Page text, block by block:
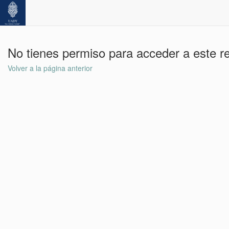
No tienes permiso para acceder a este
Volver a la página anterior